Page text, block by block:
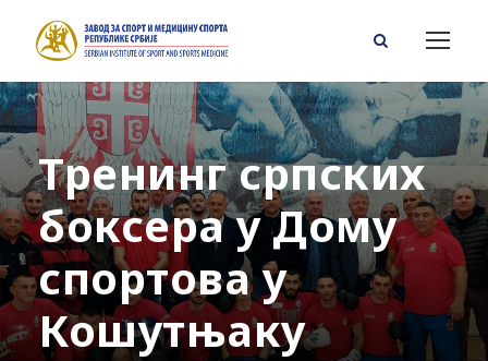
Тренинг српских
боксера у Дому
спортова у
Кошутњаку